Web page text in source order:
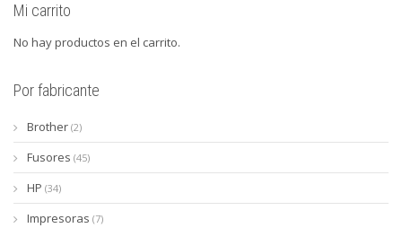
Mi carrito
No hay productos en el carrito.
Por fabricante
Brother (2)
Fusores (45)
HP (34)
Impresoras (7)